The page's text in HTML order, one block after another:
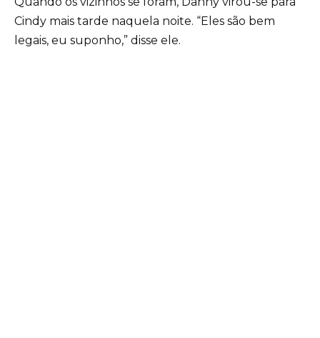
Cindy mais tarde naquela noite. “Eles são bem
legais, eu suponho,” disse ele.